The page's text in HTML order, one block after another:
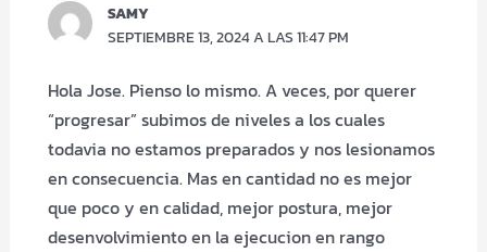
SAMY
SEPTIEMBRE 13, 2024 A LAS 11:47 PM
Hola Jose. Pienso lo mismo. A veces, por querer
“progresar” subimos de niveles a los cuales
todavia no estamos preparados y nos lesionamos
en consecuencia. Mas en cantidad no es mejor
que poco y en calidad, mejor postura, mejor
desenvolvimiento en la ejecucion en rango